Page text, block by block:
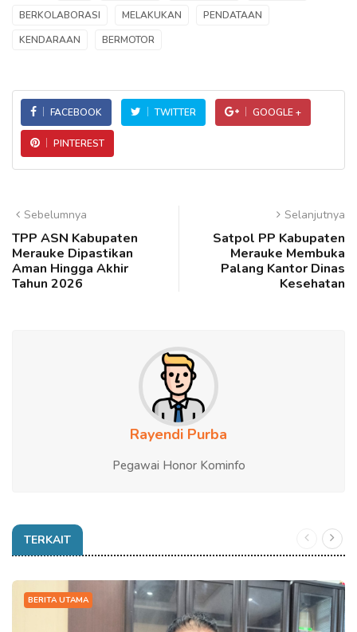
BERKOLABORASI
MELAKUKAN
PENDATAAN
KENDARAAN
BERMOTOR
FACEBOOK TWITTER GOOGLE +
PINTEREST
Sebelumnya
TPP ASN Kabupaten
Merauke Dipastikan
Aman Hingga Akhir
Tahun 2026
Selanjutnya
Satpol PP Kabupaten
Merauke Membuka
Palang Kantor Dinas
Kesehatan
Rayendi Purba
Pegawai Honor Kominfo
TERKAIT
BERITA UTAMA